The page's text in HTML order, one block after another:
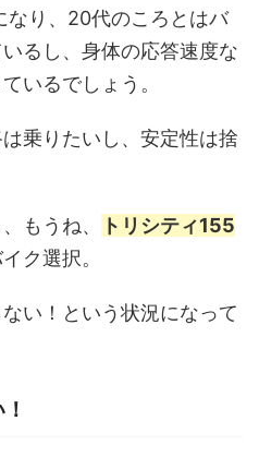
なり、20代のころとはバ
るし、身体の応答速度な
いるでしょう。
乗りたいし、安定性は捨
もうね、
トリシティ155
ク選択。
い！という状況になって